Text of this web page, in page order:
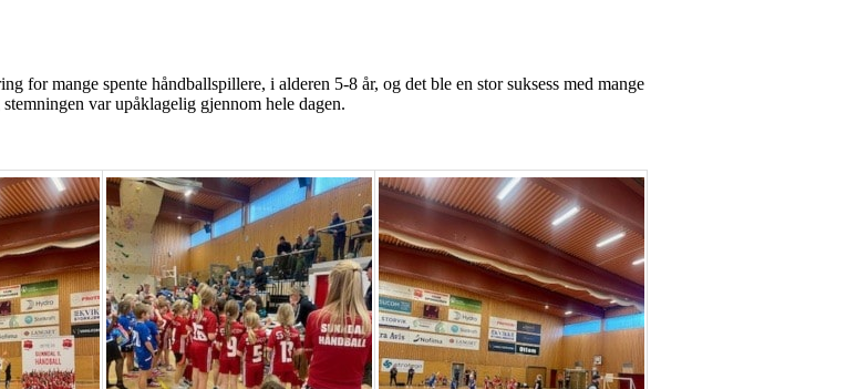
for mange spente håndballspillere, i alderen 5-8 år, og det ble en stor suksess med mange
var upåklagelig gjennom hele dagen.